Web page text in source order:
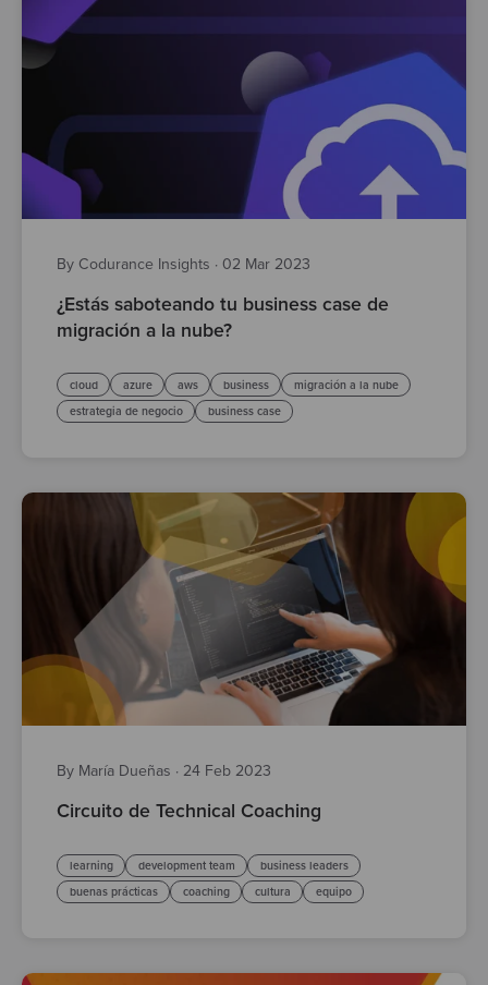
By Codurance Insights · 02 Mar 2023
¿Estás saboteando tu business case de
migración a la nube?
cloud azure aws business
migración a la nube
estrategia de negocio
business case
By María Dueñas · 24 Feb 2023
Circuito de Technical Coaching
learning development team
business leaders
buenas prácticas
coaching cultura equipo